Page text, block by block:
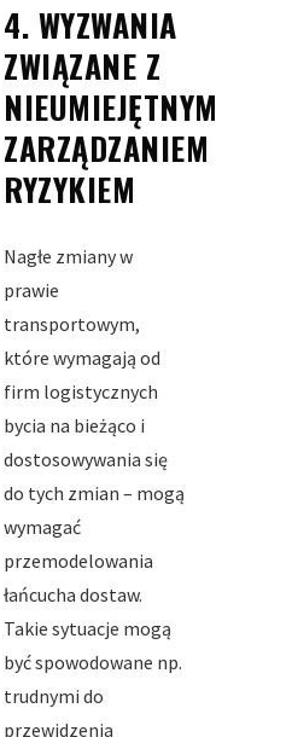
4. WYZWANIA
ZWIĄZANE Z
NIEUMIEJĘTNYM
ZARZĄDZANIEM
RYZYKIEM
Nagłe zmiany w
prawie
transportowym,
które wymagają od
firm logistycznych
bycia na bieżąco i
dostosowywania się
do tych zmian – mogą
wymagać
przemodelowania
łańcucha dostaw.
Takie sytuacje mogą
być spowodowane np.
trudnymi do
przewidzenia